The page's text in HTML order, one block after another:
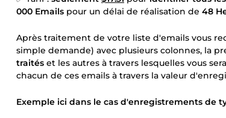
000 Emails pour un délai de réalisation de 48
Après traitement de votre liste d'emails vous
simple demande) avec plusieurs colonnes, la
traités et les autres à travers lesquelles vous
chacun de ces emails à travers la valeur
Exemple ici dans le cas d'enregistrements de